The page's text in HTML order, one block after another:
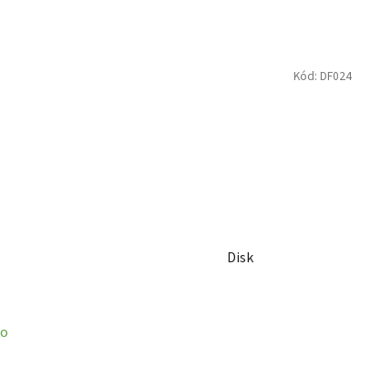
Disk
Kód: DF024